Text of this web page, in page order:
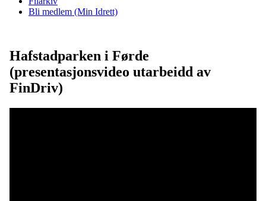
Bli medlem (Min Idrett)
Hafstadparken i Førde
(presentasjonsvideo utarbeidd av
FinDriv)